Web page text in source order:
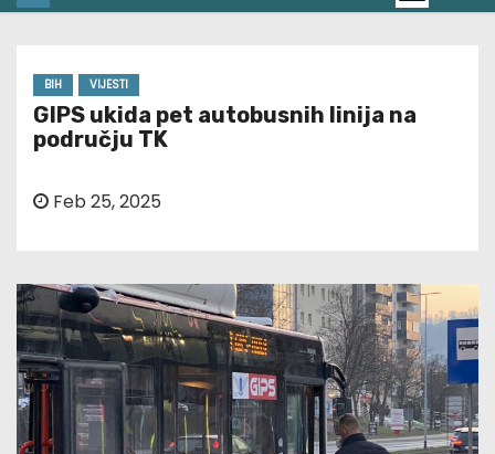
BIH VIJESTI
GIPS ukida pet autobusnih linija na
području TK
Feb 25, 2025